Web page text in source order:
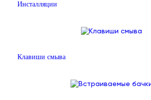
Инсталляции
Клавиши смыва